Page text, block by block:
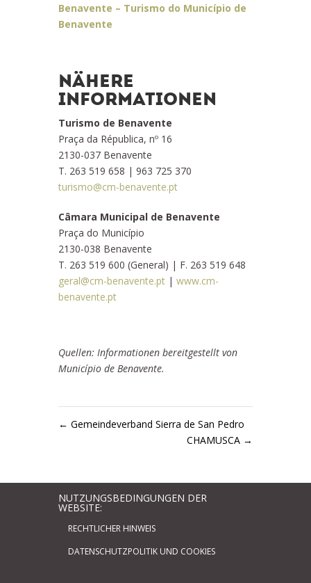
Benavente – Turismo do Município de
Benavente
NÄHERE
INFORMATIONEN
Turismo de Benavente
Praça da Républica, nº 16
2130-037 Benavente
T. 263 519 658 | 963 725 370
turismo@cm-benavente.pt
Câmara Municipal de Benavente
Praça do Município
2130-038 Benavente
T. 263 519 600 (General) | F. 263 519 648
geral@cm-benavente.pt | www.cm-
benavente.pt
Quellen: Informationen bereitgestellt von
Município de Benavente.
← Gemeindeverband Sierra de San Pedro
CHAMUSCA →
NUTZUNGSBEDINGUNGEN DER
WEBSITE:
RECHTLICHER HINWEIS
DATENSCHUTZPOLITIK UND COOKIES